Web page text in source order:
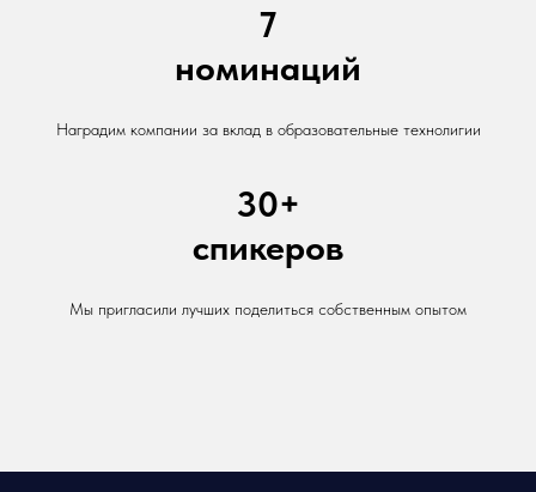
7
номинаций
Наградим компании за вклад в образовательные технолигии
30+
спикеров
Мы пригласили лучших поделиться собственным опытом